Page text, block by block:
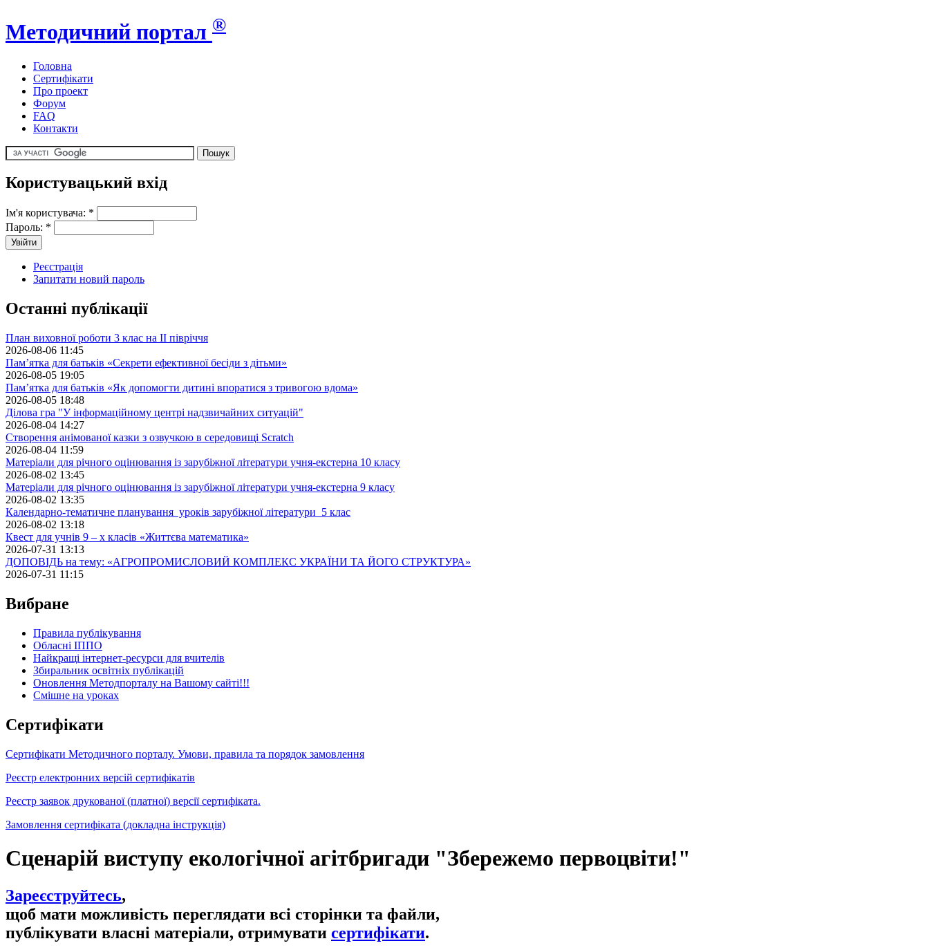
Методичний портал ®
Головна
Сертифікати
Про проект
Форум
FAQ
Контакти
Користувацький вхід
Ім'я користувача: *
Пароль: *
Реєстрація
Запитати новий пароль
Останні публікації
План виховної роботи 3 клас на II півріччя
2026-08-06 11:45
Пам’ятка для батьків «Секрети ефективної бесіди з дітьми»
2026-08-05 19:05
Пам’ятка для батьків «Як допомогти дитині впоратися з тривогою вдома»
2026-08-05 18:48
Ділова гра "У інформаційному центрі надзвичайних ситуацій"
2026-08-04 14:27
Створення анімованої казки з озвучкою в середовищі Scratch
2026-08-04 11:59
Матеріали для річного оцінювання із зарубіжної літератури учня-екстерна 10 класу
2026-08-02 13:45
Матеріали для річного оцінювання із зарубіжної літератури учня-екстерна 9 класу
2026-08-02 13:35
Календарно-тематичне планування уроків зарубіжної літератури 5 клас
2026-08-02 13:18
Квест для учнів 9 – х класів «Життєва математика»
2026-07-31 13:13
ДОПОВІДЬ на тему: «АГРОПРОМИСЛОВИЙ КОМПЛЕКС УКРАЇНИ ТА ЙОГО СТРУКТУРА»
2026-07-31 11:15
Вибране
Правила публікування
Обласні ІППО
Найкращі інтернет-ресурси для вчителів
Збиральник освітніх публікацій
Оновлення Методпорталу на Вашому сайті!!!
Cмішне на уроках
Сертифікати
Сертифікати Методичного порталу. Умови, правила та порядок замовлення
Реєстр електронних версій сертифікатів
Реєстр заявок друкованої (платної) версії сертифіката.
Замовлення сертифіката (докладна інструкція)
Сценарій виступу екологічної агітбригади "Збережемо первоцвіти!"
Зареєструйтесь,
щоб мати можливість переглядати всі сторінки та файли,
публікувати власні матеріали, отримувати сертифікати.